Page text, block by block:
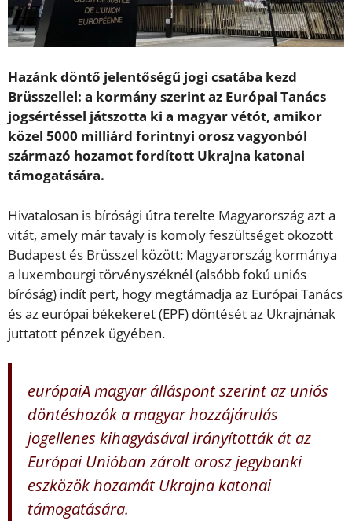
Hazánk döntő jelentőségű jogi csatába kezd
Brüsszellel: a kormány szerint az Európai Tanács
jogsértéssel játszotta ki a magyar vétót, amikor
közel 5000 milliárd forintnyi orosz vagyonból
származó hozamot fordított Ukrajna katonai
támogatására.
Hivatalosan is bírósági útra terelte Magyarország azt a
vitát, amely már tavaly is komoly feszültséget okozott
Budapest és Brüsszel között: Magyarország kormánya
a luxembourgi törvényszéknél (alsóbb fokú uniós
bíróság) indít pert, hogy megtámadja az Európai Tanács
és az európai békekeret (EPF) döntését az Ukrajnának
juttatott pénzek ügyében.
európaiA magyar álláspont szerint az uniós
döntéshozók a magyar hozzájárulás
jogellenes kihagyásával irányították át az
Európai Unióban zárolt orosz jegybanki
eszközök hozamát Ukrajna katonai
támogatására.